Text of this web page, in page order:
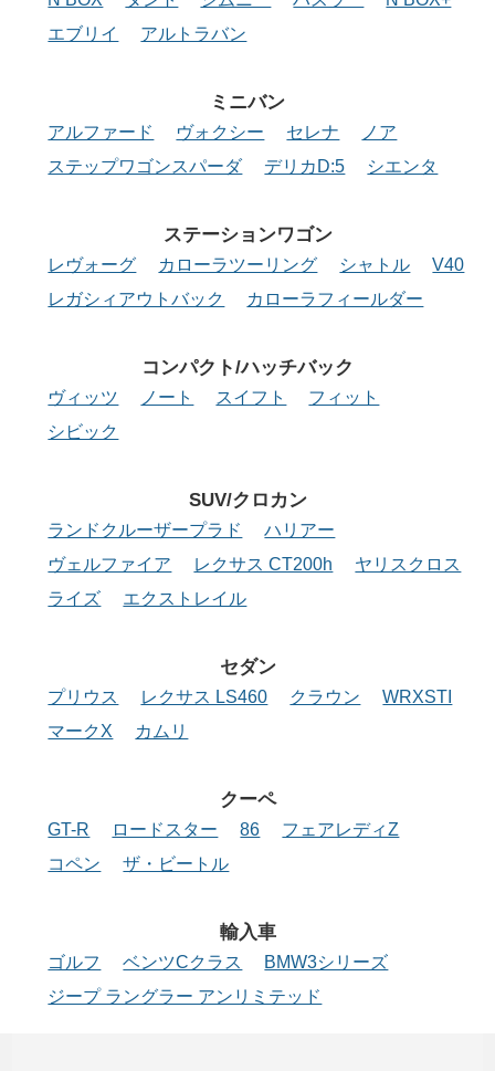
エブリイ
アルトラバン
ミニバン
アルファード ヴォクシー セレナ
ノア
ステップワゴンスパーダ
デリカD:5 シエンタ
ステーションワゴン
レヴォーグ カローラツーリング シャトル
V40
レガシィアウトバック
カローラフィールダー
コンパクト/ハッチバック
ヴィッツ ノート スイフト
フィット
シビック
SUV/クロカン
ランドクルーザープラド
ハリアー
ヴェルファイア
レクサス CT200h
ヤリスクロス
ライズ
エクストレイル
セダン
プリウス レクサス LS460 クラウン
WRXSTI
マークX
カムリ
クーペ
GT-R ロードスター 86
フェアレディZ
コペン
ザ・ビートル
輸入車
ゴルフ ベンツCクラス
BMW3シリーズ
ジープ ラングラー アンリミテッド